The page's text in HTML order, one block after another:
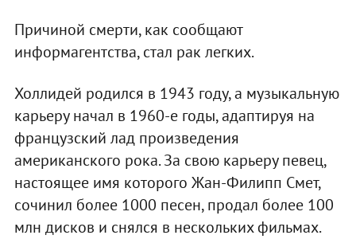
Причиной смерти, как сообщают
информагентства, стал рак легких.
Холлидей родился в 1943 году, а музыкальную
карьеру начал в 1960-е годы, адаптируя на
французский лад произведения
американского рока. За свою карьеру певец,
настоящее имя которого Жан-Филипп Смет,
сочинил более 1000 песен, продал более 100
млн дисков и снялся в нескольких фильмах.